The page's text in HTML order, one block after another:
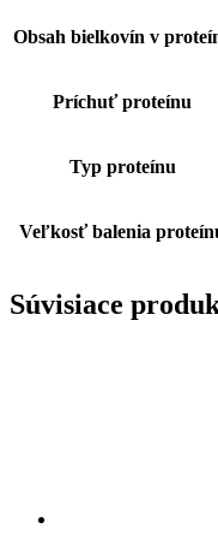
Obsah bielkovín v
Príchuť proteínu
Typ proteínu
Veľkosť balenia
Súvisiace